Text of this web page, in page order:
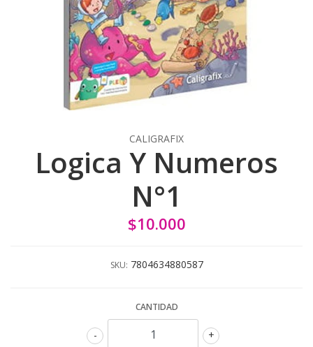
CALIGRAFIX
Logica Y Numeros
N°1
$10.000
SKU: 7804634880587
CANTIDAD
+
-